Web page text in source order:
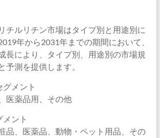
チルリチン市場はタイプ別と用途別に
年から2031年までの期間において、
長により、タイプ別、用途別の市場規
予測を提供します。
メント
医薬品用、その他
ント
品、医薬品、動物・ペット用品、その